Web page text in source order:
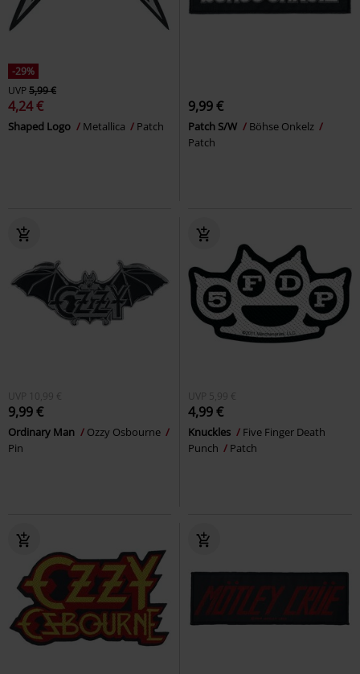
-29%
UVP5,99 €
4,24 €
Shaped Logo Metallica Patch
9,99 €
Patch S/W
Böhse Onkelz
Patch
UVP 10,99 €
9,99 €
Ordinary Man
Ozzy Osbourne
Pin
UVP 5,99 €
4,99 €
Knuckles
Five Finger Death
Punch
Patch